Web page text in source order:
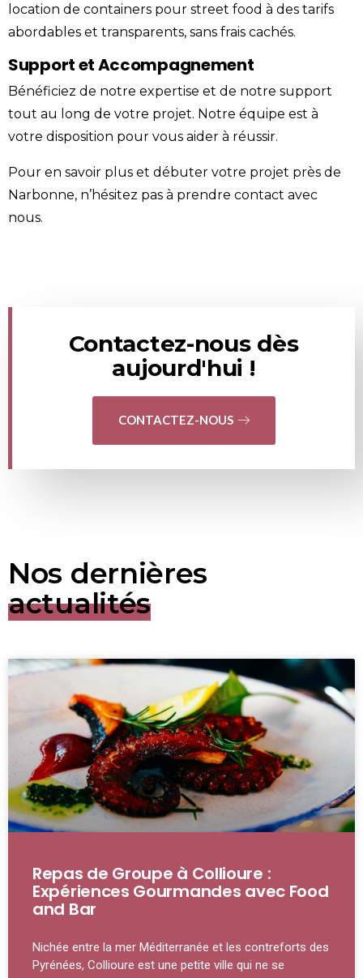
location de containers pour street food à des tarifs
abordables et transparents, sans frais cachés.
Support et Accompagnement
Bénéficiez de notre expertise et de notre support
tout au long de votre projet. Notre équipe est à
votre disposition pour vous aider à réussir.
Pour en savoir plus et débuter votre projet près de
Narbonne, n’hésitez pas à prendre contact avec
nous.
Contactez-nous dès
aujourd'hui !
CONTACTEZ-NOUS
Nos dernières
actualités
Repas de Groupe à Collioure :
Expériences Gourmandes avec Food
and Bar
Nichée entre la mer Méditerranée et les contreforts des
Pyrénées, Collioure est une petite ville qui ne se